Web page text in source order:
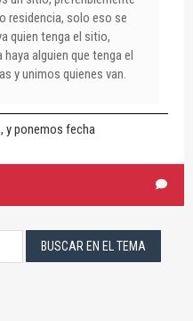
residencia, solo eso se
quien tenga el sitio,
haya alguien que tenga el
y unimos quienes van.
y ponemos fecha